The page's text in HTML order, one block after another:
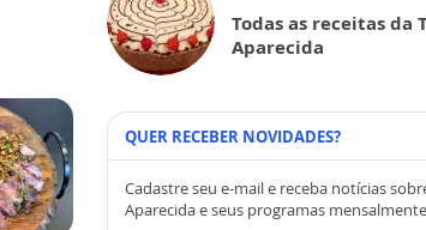
Todas as receitas da
Aparecida
QUER RECEBER NOVIDADES?
Cadastre seu e-mail e receba notícias
Aparecida e seus programas mensalmente